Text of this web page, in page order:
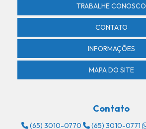
Segurança patrimonial em lucas do rio verde
Segurança privada em lucas do rio verde
Sensor de presença com alarme
Sensor de presença area externa
TRABALHE CONOSCO
CONTATO
INFORMAÇÕES
MAPA DO SITE
Contato
(65) 3010-0770 (65) 3010-0771